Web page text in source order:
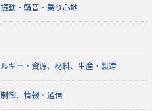
動・騒音・乗り心地
ギー・資源、材料、生産・製造
制御、情報・通信